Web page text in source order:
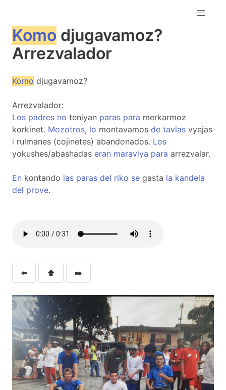
Komo djugavamoz?
Arrezvalador
Komo djugavamoz?
Arrezvalador:
Los padres no teniyan paras para merkarmoz
korkinet. Mozotros, lo montavamos de tavlas vyejas
i rulmanes (cojinetes) abandonados. Los
yokushes/abashadas eran maraviya para arrezvalar.
En kontando las paras del riko se gasta la kandela
del prove.
⬅️ ⬆️ ➡️